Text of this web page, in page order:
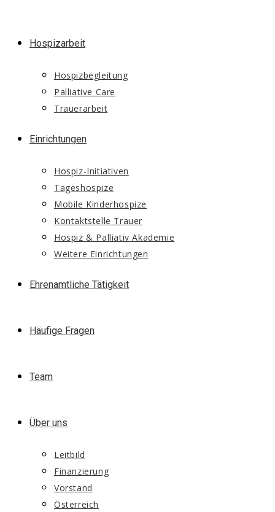
Hospizarbeit
Hospizbegleitung
Palliative Care
Trauerarbeit
Einrichtungen
Hospiz-Initiativen
Tageshospize
Mobile Kinderhospize
Kontaktstelle Trauer
Hospiz & Palliativ Akademie
Weitere Einrichtungen
Ehrenamtliche Tätigkeit
Häufige Fragen
Team
Über uns
Leitbild
Finanzierung
Vorstand
Österreich